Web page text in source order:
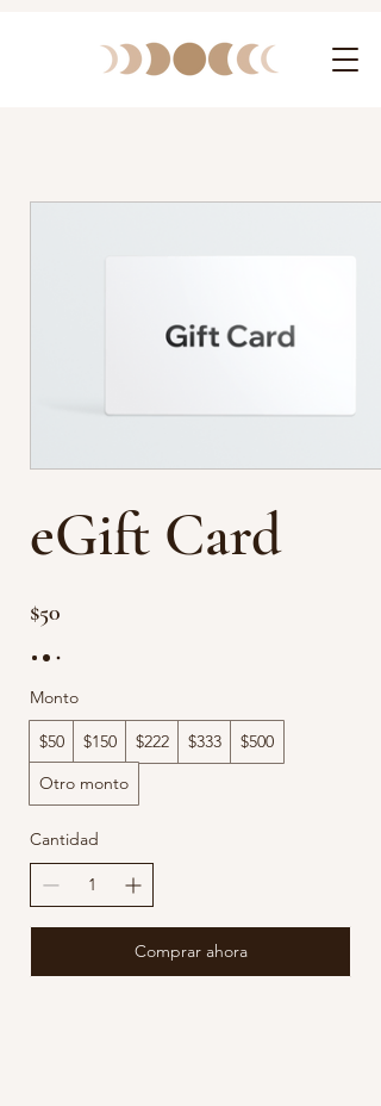
eGift Card
$50
Monto
$50 $150 $222 $333
$500
Otro monto
Cantidad
Comprar ahora